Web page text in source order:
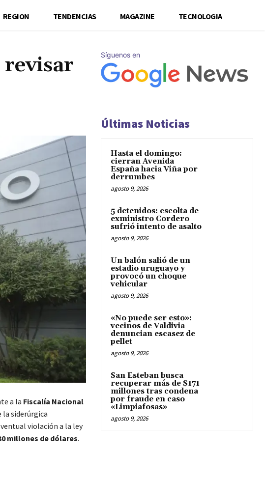
REGION TENDENCIAS MAGAZINE TECNOLOGIA
revisar
a la Fiscalía Nacional
la siderúrgica
violación a la ley
millones de dólares.
Síguenos en
Últimas Noticias
Hasta el domingo:
cierran Avenida
España hacia Viña por
derrumbes
agosto 9, 2026
5 detenidos: escolta de
exministro Cordero
sufrió intento de asalto
agosto 9, 2026
Un balón salió de un
estadio uruguayo y
provocó un choque
vehicular
agosto 9, 2026
«No puede ser esto»:
vecinos de Valdivia
denuncian escasez de
pellet
agosto 9, 2026
San Esteban busca
recuperar más de $171
millones tras condena
por fraude en caso
«Limpiafosas»
agosto 9, 2026